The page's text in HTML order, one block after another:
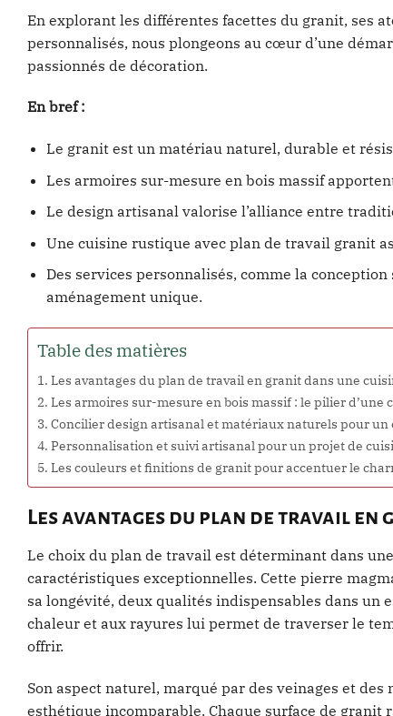
En explorant les différentes facettes du granit, ses
personnalisés, nous plongeons au cœur d’une
passionnés de décoration.
En bref :
Le granit est un matériau naturel, durable et
Les armoires sur-mesure en bois massif
Le design artisanal valorise l’alliance entre
Une cuisine rustique avec plan de travail granit
Des services personnalisés, comme la
aménagement unique.
Table des matières
Les avantages du plan de travail en granit dans une
Les armoires sur-mesure en bois massif : le pilier
Concilier design artisanal et matériaux naturels pour
Personnalisation et suivi artisanal pour un projet de
Les couleurs et finitions de granit pour accentuer le
Les avantages du plan de travail
Le choix du plan de travail est déterminant dans une
caractéristiques exceptionnelles. Cette pierre
sa longévité, deux qualités indispensables dans un
chaleur et aux rayures lui permet de traverser le
offrir.
Son aspect naturel, marqué par des veinages et
esthétique incomparable. Chaque surface de